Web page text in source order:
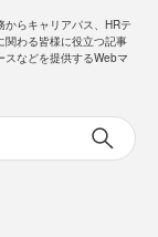
らキャリアパス、HRテ
関わる皆様に役立つ記事
スなどを提供するWebマ